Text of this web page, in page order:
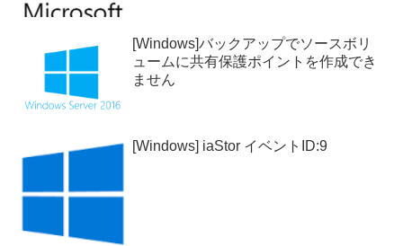
[Windows]バックアップでソースボリ
ュームに共有保護ポイントを作成でき
ません
[Windows] iaStor イベントID:9